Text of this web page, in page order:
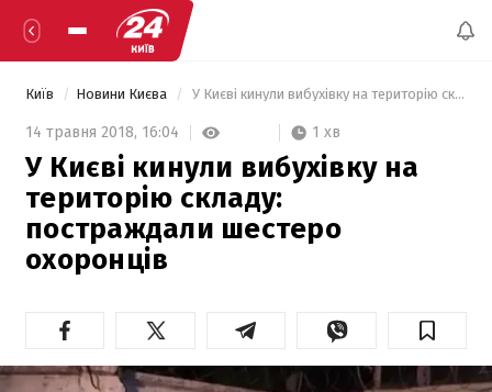
Київ Новини Києва У Києві кинули вибухівку на територію складу: постраждали шестеро охоронців
14 травня 2018, 16:04 1 хв
У Києві кинули вибухівку на
територію складу:
постраждали шестеро
охоронців